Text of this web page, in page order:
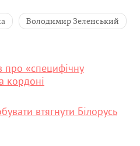
Володимир Зеленський
про «специфічну
кордоні
втягнути Білорусь